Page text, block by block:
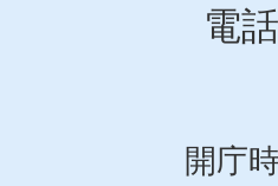
電
開庁